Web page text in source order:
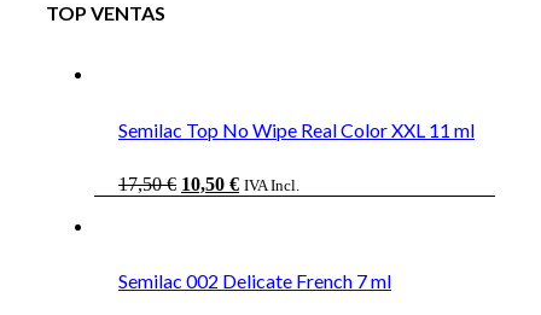
TOP VENTAS
Semilac Top No Wipe Real Color XXL 11 ml
17,50€ El
10,50 €ElIVA Incl.
Semilac 002 Delicate French 7 ml